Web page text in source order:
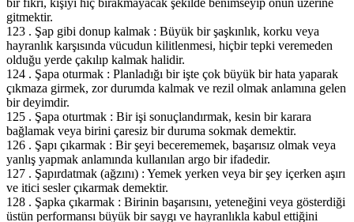
bir fikri, kişiyi hiç bırakmayacak şekilde benimseyip onun üzerine
gitmektir.
123 . Şap gibi donup kalmak : Büyük bir şaşkınlık, korku veya
hayranlık karşısında vücudun kilitlenmesi, hiçbir tepki veremeden
olduğu yerde çakılıp kalmak halidir.
124 . Şapa oturmak : Planladığı bir işte çok büyük bir hata yaparak
çıkmaza girmek, zor durumda kalmak ve rezil olmak anlamına gelen
bir deyimdir.
125 . Şapa oturtmak : Bir işi sonuçlandırmak, kesin bir karara
bağlamak veya birini çaresiz bir duruma sokmak demektir.
126 . Şapı çıkarmak : Bir şeyi becerememek, başarısız olmak veya
yanlış yapmak anlamında kullanılan argo bir ifadedir.
127 . Şapırdatmak (ağzını) : Yemek yerken veya bir şey içerken aşırı
ve itici sesler çıkarmak demektir.
128 . Şapka çıkarmak : Birinin başarısını, yeteneğini veya gösterdiği
üstün performansı büyük bir saygı ve hayranlıkla kabul ettiğini